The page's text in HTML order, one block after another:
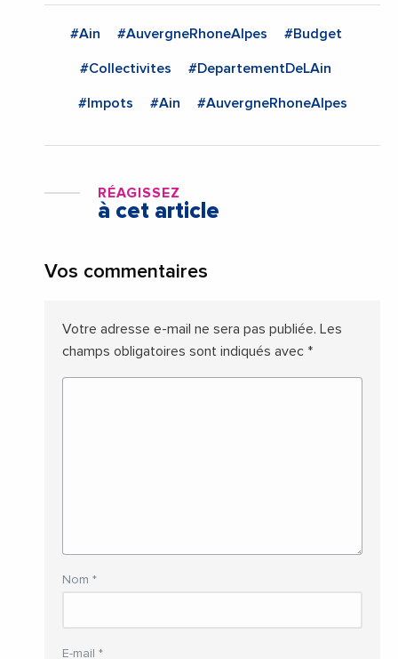
#Ain #AuvergneRhoneAlpes #Budget
#Collectivites #DepartementDeLAin
#Impots #Ain #AuvergneRhoneAlpes
RÉAGISSEZ
à cet article
Vos commentaires
Votre adresse e-mail ne sera pas publiée. Les
champs obligatoires sont indiqués avec *
Nom *
E-mail *